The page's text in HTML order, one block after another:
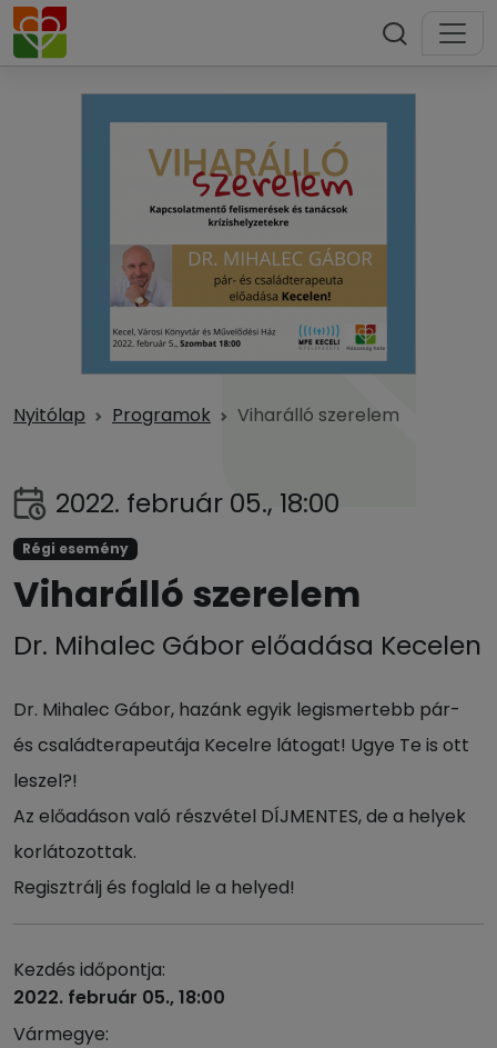
Nyitólap Programok Viharálló szerelem
2022. február 05., 18:00
Régi esemény
Viharálló szerelem
Dr. Mihalec Gábor előadása Kecelen
Dr. Mihalec Gábor, hazánk egyik legismertebb pár-
és családterapeutája Kecelre látogat! Ugye Te is ott
leszel?!
Az előadáson való részvétel DÍJMENTES, de a helyek
korlátozottak.
Regisztrálj és foglald le a helyed!
Kezdés időpontja:
2022. február 05., 18:00
Vármegye: